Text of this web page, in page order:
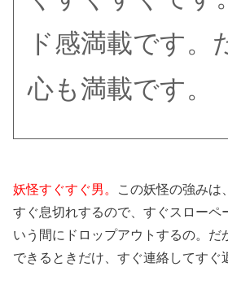
ド感満載です。
心も満載です。
妖怪すぐすぐ男。 この妖怪の強みは
すぐ息切れするので、すぐスローペ
いう間にドロップアウトするの。だ
できるときだけ、すぐ連絡してすぐ